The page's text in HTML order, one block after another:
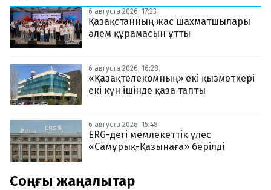
6 августа 2026, 17:23
Қазақстанның жас шахматшылары
әлем құрамасын ұтты
6 августа 2026, 16:28
«Қазақтелекомның» екі қызметкері
екі күн ішінде қаза тапты
6 августа 2026, 15:48
ERG-дегі мемлекеттік үлес
«Самұрық-Қазынаға» берілді
Соңғы жаңалықтар